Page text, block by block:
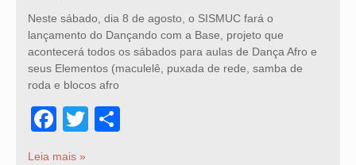
Neste sábado, dia 8 de agosto, o SISMUC fará o
lançamento do Dançando com a Base, projeto que
acontecerá todos os sábados para aulas de Dança Afro e
seus Elementos (maculelê, puxada de rede, samba de
roda e blocos afro
Facebook
Twitter
Leia mais »